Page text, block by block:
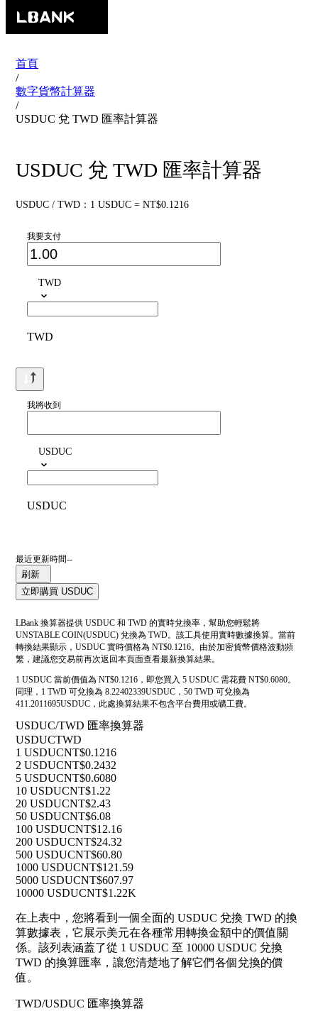
首頁
/
數字貨幣計算器
/
USDUC 兌 TWD 匯率計算器
USDUC 兌 TWD 匯率計算器
USDUC / TWD：1 USDUC = NT$0.1216
我要支付
TWD
TWD
我將收到
USDUC
USDUC
最近更新時間--
刷新
立即購買 USDUC
LBank 換算器提供 USDUC 和 TWD 的實時兌換率，幫助您輕鬆將
UNSTABLE COIN(USDUC) 兌換為 TWD。該工具使用實時數據換算。當前
轉換結果顯示，USDUC 實時價格為 NT$0.1216。由於加密貨幣價格波動頻
繁，建議您交易前再次返回本頁面查看最新換算結果。
1 USDUC 當前價值為 NT$0.1216，即您買入 5 USDUC 需花費 NT$0.6080。
同理，1 TWD 可兌換為 8.22402339USDUC，50 TWD 可兌換為
411.2011695USDUC，此處換算結果不包含平台費用或礦工費。
USDUC/TWD 匯率換算器
USDUCTWD
1 USDUCNT$0.1216
2 USDUCNT$0.2432
5 USDUCNT$0.6080
10 USDUCNT$1.22
20 USDUCNT$2.43
50 USDUCNT$6.08
100 USDUCNT$12.16
200 USDUCNT$24.32
500 USDUCNT$60.80
1000 USDUCNT$121.59
5000 USDUCNT$607.97
10000 USDUCNT$1.22K
在上表中，您將看到一個全面的 USDUC 兌換 TWD 的換
算數據表，它展示美元在各種常用轉換金額中的價值關
係。該列表涵蓋了從 1 USDUC 至 10000 USDUC 兌換
TWD 的換算匯率，讓您清楚地了解它們各個兌換的價
值。
TWD/USDUC 匯率換算器